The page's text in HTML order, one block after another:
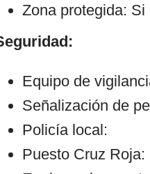
Zona protegida: Si
Equipo de
Señalización de
Policía local:
Puesto Cruz Roja: